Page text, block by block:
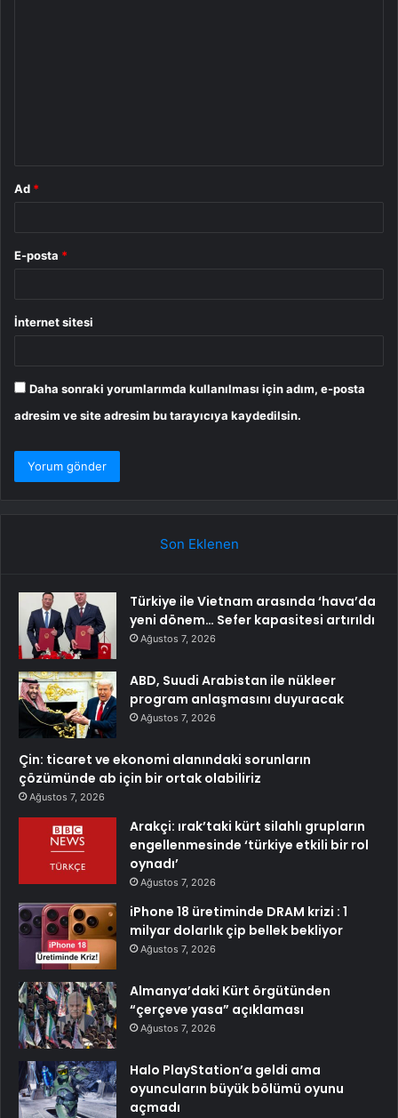
Ad *
E-posta *
İnternet sitesi
Daha sonraki yorumlarımda kullanılması için adım, e-posta
adresim ve site adresim bu tarayıcıya kaydedilsin.
Son Eklenen
Türkiye ile Vietnam arasında ‘hava’da
yeni dönem… Sefer kapasitesi artırıldı
Ağustos 7, 2026
ABD, Suudi Arabistan ile nükleer
program anlaşmasını duyuracak
Ağustos 7, 2026
Çin: ticaret ve ekonomi alanındaki sorunların
çözümünde ab için bir ortak olabiliriz
Ağustos 7, 2026
Arakçi: ırak’taki kürt silahlı grupların
engellenmesinde ‘türkiye etkili bir rol
oynadı’
Ağustos 7, 2026
iPhone 18 üretiminde DRAM krizi : 1
milyar dolarlık çip bellek bekliyor
Ağustos 7, 2026
Almanya’daki Kürt örgütünden
“çerçeve yasa” açıklaması
Ağustos 7, 2026
Halo PlayStation’a geldi ama
oyuncuların büyük bölümü oyunu
açmadı